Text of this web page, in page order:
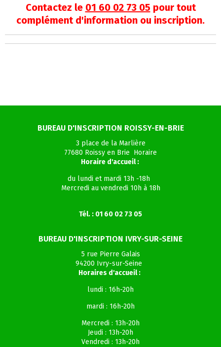
Contactez le 01 60 02 73 05 pour tout
complément d'information ou inscription.
BUREAU D'INSCRIPTION ROISSY-EN-BRIE
3 place de la Marlière
77680 Roissy en Brie Horaire
Horaire d'accueil :
du lundi et mardi 13h -18h
Mercredi au vendredi 10h à 18h
Tél. : 01 60 02 73 05
BUREAU D'INSCRIPTION IVRY-SUR-SEINE
5 rue Pierre Galais
94200 Ivry-sur-Seine
Horaires d'accueil :
lundi : 16h-20h
mardi : 16h-20h
Mercredi : 13h-20h
Jeudi : 13h-20h
Vendredi : 13h-20h